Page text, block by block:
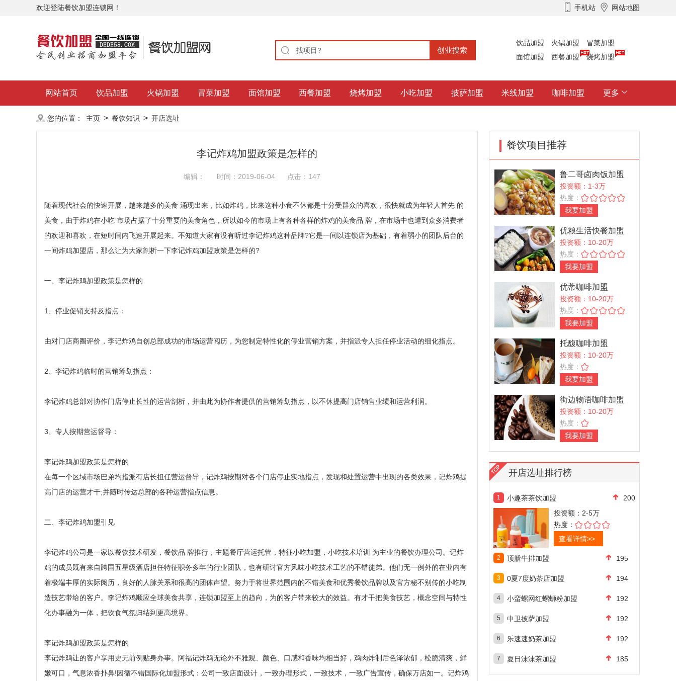
欢迎登陆餐饮加盟连锁网！ 手机站 网站地图
饮品加盟 火锅加盟
冒菜加盟
面馆加盟
西餐加盟 烧烤加盟
网站首页 饮品加盟 火锅加盟 冒菜加盟 面馆加盟 西餐加盟 烧烤加盟 小吃加盟 披萨加盟 米线加盟 咖啡加盟 更多
您的位置： 主页 > 餐饮知识 > 开店选址
李记炸鸡加盟政策是怎样的
编辑： 时间：2019-06-04 点击： 147
随着现代社会的快速开展，越来越多的美食 涌现出来，比如炸鸡，比来这种小食不休都是十分受群众的喜欢，很快就成为年轻人首先 的
美食，由于炸鸡在小吃 市场占据了十分重要的美食角色，所以如今的市场上有各种各样的炸鸡的美食品 牌，在市场中也遭到众多消费者
的欢迎和喜欢，在短时间内飞速开展起来。不知道大家有没有听过李记炸鸡这种品牌?它是一间以连锁店为基础，有着弱小的团队后台的
一间炸鸡加盟店，那么让为大家剖析一下李记炸鸡加盟政策是怎样的?
一、李记炸鸡加盟政策是怎样的
1、停业促销支持及指点：
由对门店商圈评价，李记炸鸡自创总部成功的市场运营阅历，为您制定特性化的停业营销方案，并指派专人担任停业活动的细化指点。
2、李记炸鸡临时的营销筹划指点：
李记炸鸡总部对协作门店停止长性的运营剖析，并由此为协作者提供的营销筹划指点，以不休提高门店销售业绩和运营利润。
3、专人按期营运督导：
李记炸鸡加盟政策是怎样的
在每一个区域市场巴弟均指派有店长担任营运督导，记炸鸡按期对各个门店停止实地指点，发现和处置运营中出现的各类效果，记炸鸡提
高门店的运营才干;并随时传达总部的各种运营指点信息。
二、李记炸鸡加盟引见
李记炸鸡公司是一家以餐饮技术研发，餐饮品 牌推行，主题餐厅营运托管，特征小吃加盟，小吃技术培训 为主业的餐饮办理公司。记炸
鸡的成员既有来自跨国五星级酒店担任特征职务多年的行业团队，也有研讨官方风味小吃技术工艺的不错徒弟。他们无一例外的在业内有
着极端丰厚的实际阅历，良好的人脉关系和很高的团体声望。努力于将世界范围内的不错美食和优秀餐饮品牌以及官方秘不别传的小吃制
造技艺带给的客户。李记炸鸡顺应全球美食共享，连锁加盟至上的趋向，为的客户带来较大的效益。有才干把美食技艺，概念空间与特性
化办事融为一体，把饮食气氛归结到更高境界。
李记炸鸡加盟政策是怎样的
李记炸鸡让的客户享用史无前例贴身办事。阿福记炸鸡无论外不雅观、颜色、口感和香味均相当好，鸡肉炸制后色泽浓郁，松脆清爽，鲜
嫩可口，气息浓香扑鼻!因循不错国际化加盟形式：公司一致店面设计，一致办理形式，一致技术，一致广告宣传，确保万店如一。记炸鸡
餐饮项目推荐
鲁二哥卤肉饭加盟
投资额：1-3万
热度：
我要加盟
优粮生活快餐加盟
投资额：10-20万
热度：
我要加盟
优蒂咖啡加盟
投资额：10-20万
热度：
我要加盟
托馥咖啡加盟
投资额：10-20万
热度：
我要加盟
街边物语咖啡加盟
投资额：10-20万
热度：
我要加盟
开店选址排行榜
1 小趣茶茶饮加盟
200
投资额： 2-5万
热度：
查看详情>>
2 顶膳牛排加盟 195
3 0夏7度奶茶店加盟 194
4 小蛮螺网红螺蛳粉加盟 192
5 中卫披萨加盟 192
6 乐速速奶茶加盟 192
7 夏日沫沫茶加盟 185